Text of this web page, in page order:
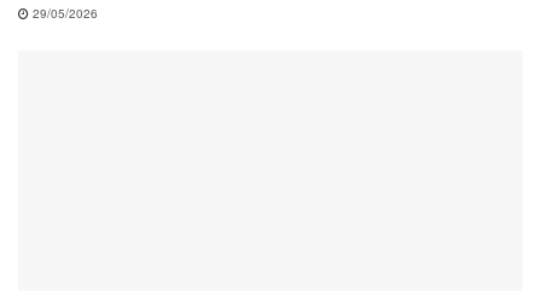
29/05/2026